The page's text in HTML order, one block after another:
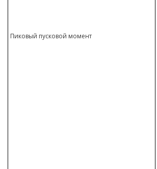
Пиковый пусковой момент